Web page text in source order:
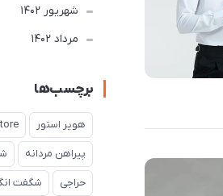
شهریور 1402
مرداد 1402
برچسب‌ها
هویر استور
پیراهن مردانه
حراجی شگفت